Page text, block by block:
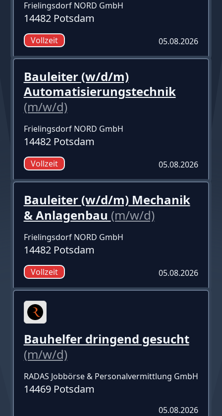
Frielingsdorf NORD GmbH
14482 Potsdam
Vollzeit 05.08.2026
Bauleiter (w/d/m)
Automatisierungstechnik
(m/w/d)
Frielingsdorf NORD GmbH
14482 Potsdam
Vollzeit 05.08.2026
Bauleiter (w/d/m) Mechanik
& Anlagenbau (m/w/d)
Frielingsdorf NORD GmbH
14482 Potsdam
Vollzeit 05.08.2026
Bauhelfer dringend gesucht
(m/w/d)
RADAS Jobbörse & Personalvermittlung GmbH
14469 Potsdam
05.08.2026